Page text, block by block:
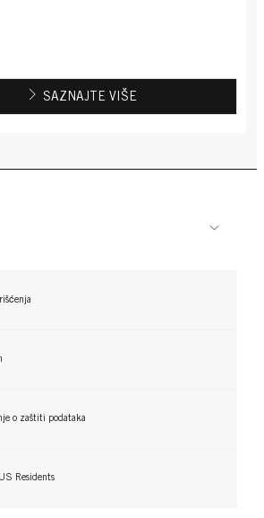
SAZNAJTE VIŠE
o zaštiti podataka
Residents